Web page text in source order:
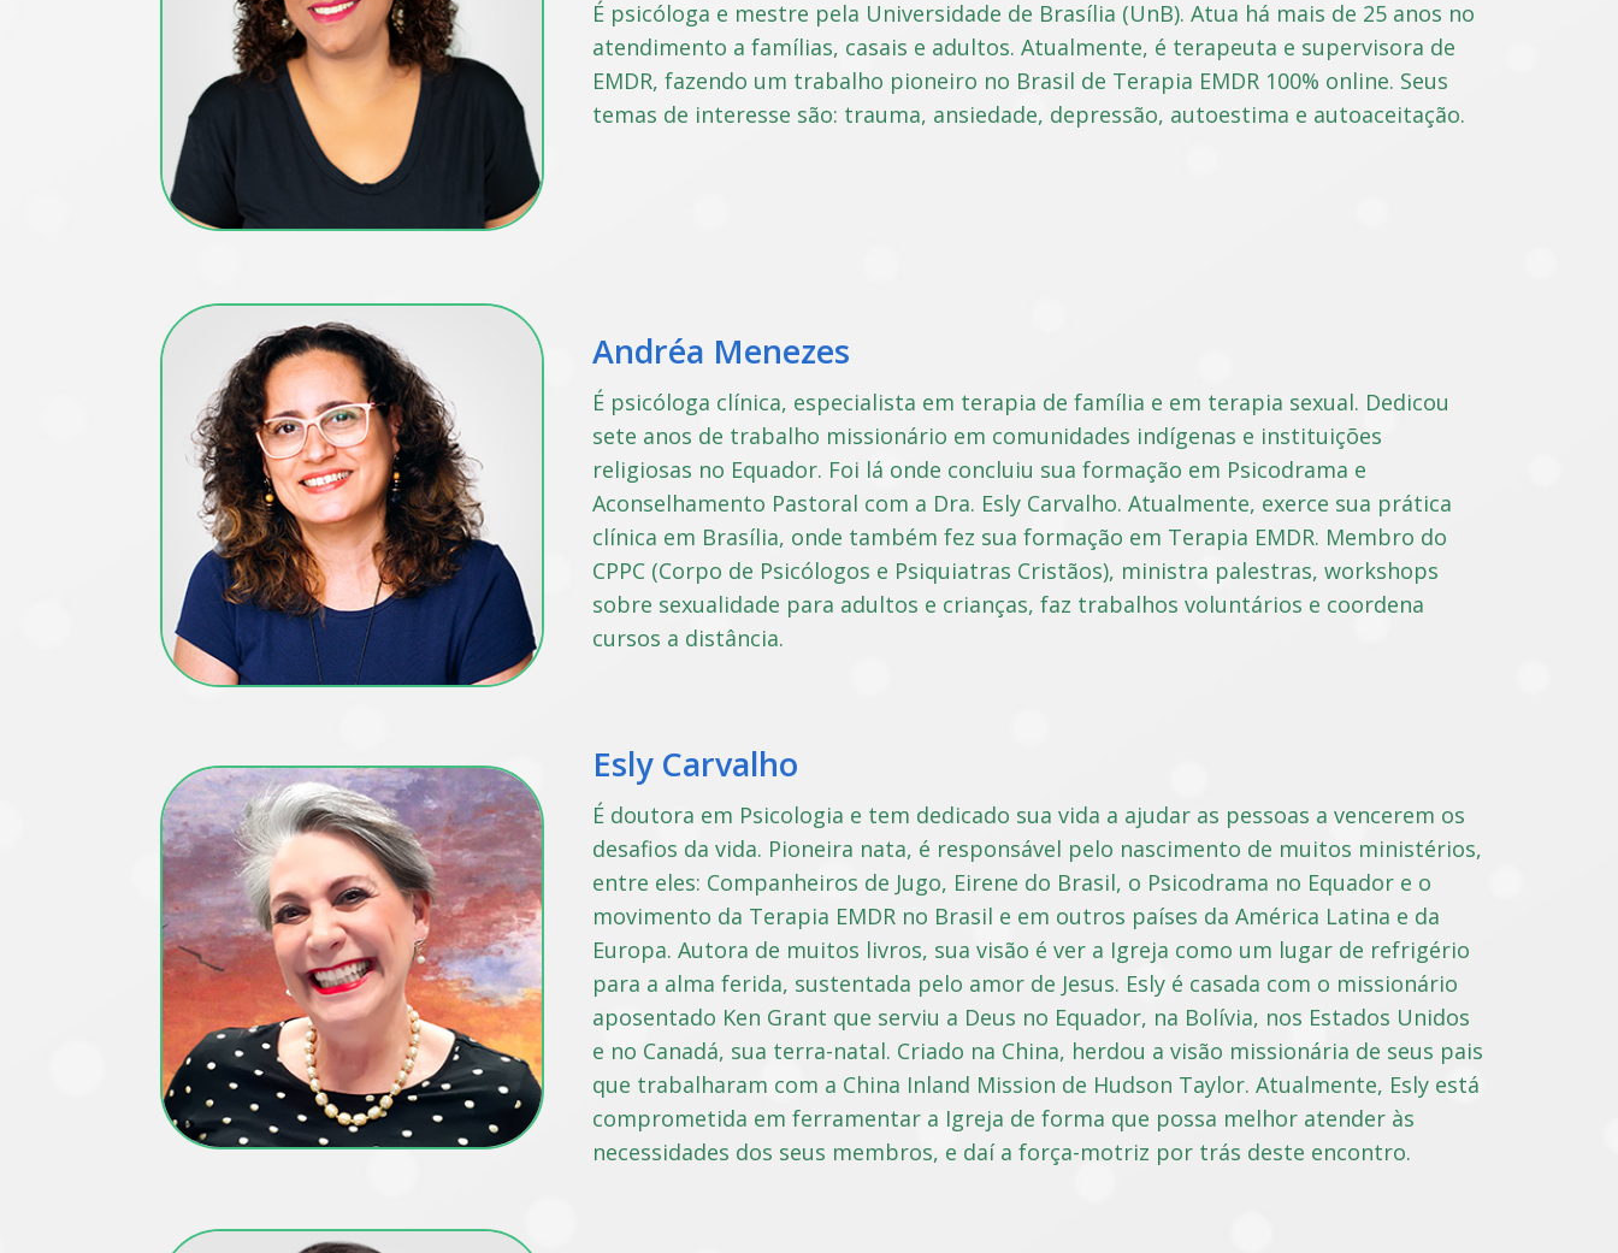
É psicóloga e mestre pela Universidade de Brasília (UnB). Atua há mais de 25 anos no
atendimento a famílias, casais e adultos. Atualmente, é terapeuta e supervisora de
EMDR, fazendo um trabalho pioneiro no Brasil de Terapia EMDR 100% online. Seus
temas de interesse são: trauma, ansiedade, depressão, autoestima e autoaceitação.
Andréa Menezes
É psicóloga clínica, especialista em terapia de família e em terapia sexual. Dedicou
sete anos de trabalho missionário em comunidades indígenas e instituições
religiosas no Equador. Foi lá onde concluiu sua formação em Psicodrama e
Aconselhamento Pastoral com a Dra. Esly Carvalho. Atualmente, exerce sua prática
clínica em Brasília, onde também fez sua formação em Terapia EMDR. Membro do
CPPC (Corpo de Psicólogos e Psiquiatras Cristãos), ministra palestras, workshops
sobre sexualidade para adultos e crianças, faz trabalhos voluntários e coordena
cursos a distância.
Esly Carvalho
É doutora em Psicologia e tem dedicado sua vida a ajudar as pessoas a vencerem os
desafios da vida. Pioneira nata, é responsável pelo nascimento de muitos ministérios,
entre eles: Companheiros de Jugo, Eirene do Brasil, o Psicodrama no Equador e o
movimento da Terapia EMDR no Brasil e em outros países da América Latina e da
Europa. Autora de muitos livros, sua visão é ver a Igreja como um lugar de refrigério
para a alma ferida, sustentada pelo amor de Jesus. Esly é casada com o missionário
aposentado Ken Grant que serviu a Deus no Equador, na Bolívia, nos Estados Unidos
e no Canadá, sua terra-natal. Criado na China, herdou a visão missionária de seus pais
que trabalharam com a China Inland Mission de Hudson Taylor. Atualmente, Esly está
comprometida em ferramentar a Igreja de forma que possa melhor atender às
necessidades dos seus membros, e daí a força-motriz por trás deste encontro.